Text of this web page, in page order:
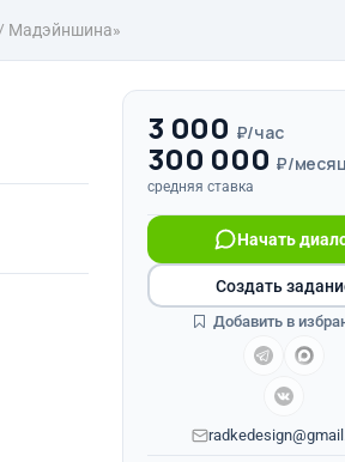
/ Мадэйншина»
3 000 ₽/час
300 000 ₽/
средняя ставка
Начать
Создать
Добавить в